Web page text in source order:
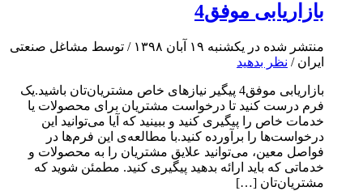
بازاریابی موفق4
منتشر شده در یکشنبه ۱۹ آبان ۱۳۹۸ / توسط مشاغل صنعتی
ایران / نظر بدهید
بازاریابی موفق4 پیگیر نیازهای خاص مشتریان‌تان باشید.یک
فرم درست کنید تا درخواست مشتریان‌ برای محصولات یا
خدمات خاص را پیگیری کنید و ببینید که آیا می‌توانید این
درخواست‌ها را برآورده کنید.با مطالعه‌ی این فرم‌ها در
فواصل معین، می‌توانید علایق مشتریان را به محصولات و
خدماتی که باید ارائه بدهید پیگیری کنید. مطمئن شوید که
مشتریان‌تان […]